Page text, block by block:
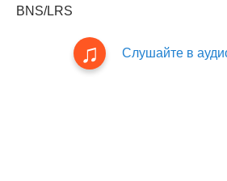
BNS/LRS
Слушайте в